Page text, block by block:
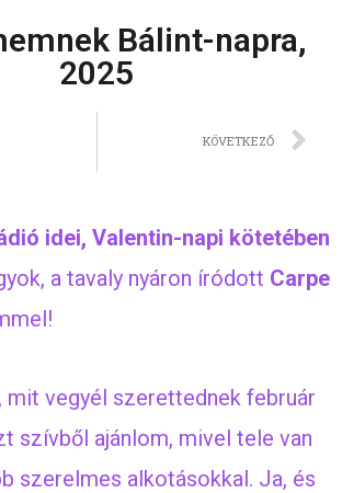
Bálint-napra,
2025
KÖVETKEZŐ
idei, Valentin-napi kötetében
a tavaly nyáron íródott Carpe
mit vegyél szerettednek február
szívből ajánlom, mivel tele van
szerelmes alkotásokkal. Ja, és